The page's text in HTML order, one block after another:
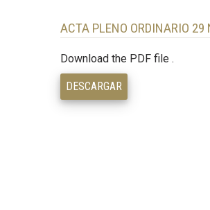
ACTA PLENO ORDINARIO 29
Download the PDF file .
DESCARGAR